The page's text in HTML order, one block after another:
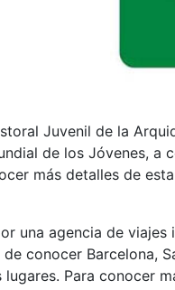
Juvenil de la
de los Jóvenes, a
más detalles de
una agencia de
conocer Barcelona,
Para conocer